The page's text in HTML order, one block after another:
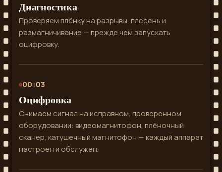
Диагностика
Проверяем плёнку на разрывы, плесень и
размагничивание — прежде чем запускать
оцифровку.
00:03
Оцифровка
Снимаем сигнал на исправном, проверенном
оборудовании: видеомагнитофон, плёночный
сканер, катушечный магнитофон — каждый аппарат
настроен и обслужен.